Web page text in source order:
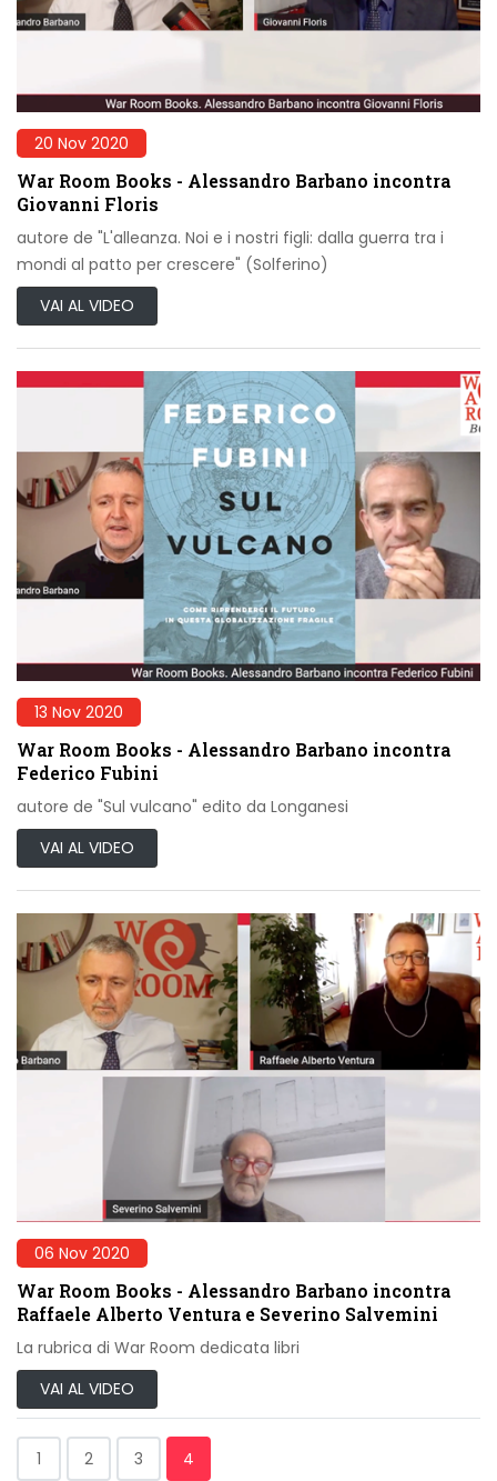
20 Nov 2020
War Room Books - Alessandro Barbano incontra
Giovanni Floris
autore de "L'alleanza. Noi e i nostri figli: dalla guerra tra i
mondi al patto per crescere" (Solferino)
VAI AL VIDEO
13 Nov 2020
War Room Books - Alessandro Barbano incontra
Federico Fubini
autore de "Sul vulcano" edito da Longanesi
VAI AL VIDEO
06 Nov 2020
War Room Books - Alessandro Barbano incontra
Raffaele Alberto Ventura e Severino Salvemini
La rubrica di War Room dedicata libri
VAI AL VIDEO
1 2 3 4